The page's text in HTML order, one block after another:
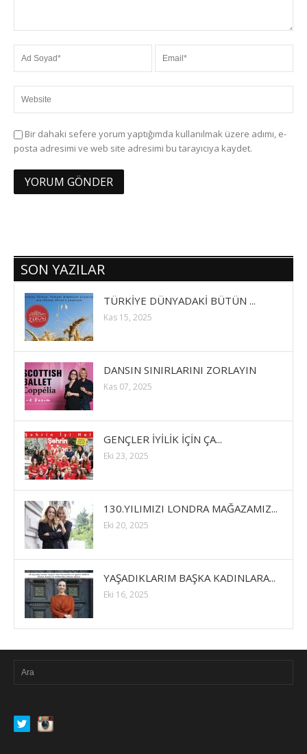
Bir dahaki sefere yorum yaptığımda kullanılmak üzere adımı, e-
posta adresimi ve web site adresimi bu tarayıcıya kaydet.
SON YAZILAR
TÜRKİYE DÜNYADAKİ BÜTÜN ...
Kas 15, 2025
DANSIN SINIRLARINI ZORLAYIN
Kas 07, 2025
GENÇLER İYİLİK İÇİN ÇA...
Eki 23, 2025
130.YILIMIZI LONDRA MAĞAZAMIZ...
Eki 20, 2025
YAŞADIKLARIM BAŞKA KADINLARA...
Eki 16, 2025